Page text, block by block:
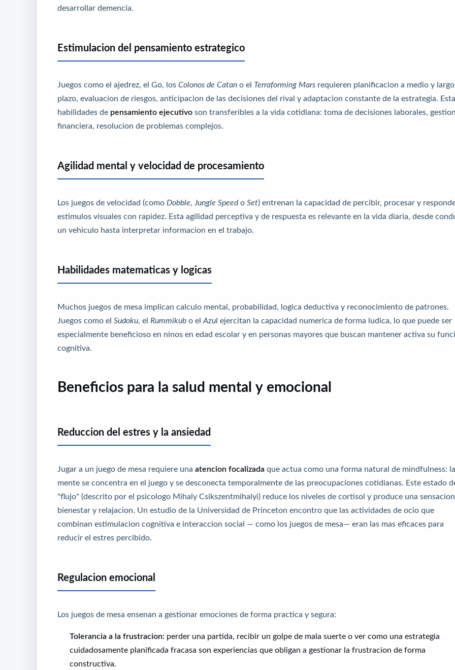
desarrollar demencia.
Estimulacion del pensamiento estrategico
Juegos como el ajedrez, el Go, los Colonos de Catan o el Terraforming Mars requieren planificacion a medio y largo
plazo, evaluacion de riesgos, anticipacion de las decisiones del rival y adaptacion constante de la estrategia.
habilidades de pensamiento ejecutivo son transferibles a la vida cotidiana: toma de decisiones laborales, gestion
financiera, resolucion de problemas complejos.
Agilidad mental y velocidad de procesamiento
Los juegos de velocidad (como Dobble Jungle Speedo Set) entrenan la capacidad de percibir, procesar y
estimulos visuales con rapidez. Esta agilidad perceptiva y de respuesta es relevante en la vida diaria, desde
un vehiculo hasta interpretar informacion en el trabajo.
Habilidades matematicas y logicas
Muchos juegos de mesa implican calculo mental, probabilidad, logica deductiva y reconocimiento de patrones.
Juegos como el Sudoku , el Rummikub o el Azul ejercitan la capacidad numerica de forma ludica, lo que puede ser
especialmente beneficioso en ninos en edad escolar y en personas mayores que buscan mantener activa su
cognitiva.
Beneficios para la salud mental y emocional
Reduccion del estres y la ansiedad
Jugar a un juego de mesa requiere una atencion focalizada que actua como una forma natural de mindfulness: la
mente se concentra en el juego y se desconecta temporalmente de las preocupaciones cotidianas. Este estado
"flujo" (descrito por el psicologo Mihaly Csikszentmihalyi) reduce los niveles de cortisol y produce una
bienestar y relajacion. Un estudio de la Universidad de Princeton encontro que las actividades de ocio que
combinan estimulacion cognitiva e interaccion social — como los juegos de mesa— eran las mas eficaces para
reducir el estres percibido.
Regulacion emocional
Los juegos de mesa ensenan a gestionar emociones de forma practica y segura:
Tolerancia a la frustracion: perder una partida, recibir un golpe de mala suerte o ver como una estrategia
cuidadosamente planificada fracasa son experiencias que obligan a gestionar la frustracion de forma
constructiva.